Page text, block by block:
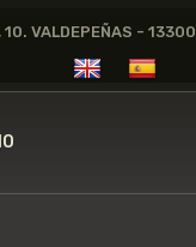
10. VALDEPEÑAS - 13300
MUSEO
GREGORIO
PRIETO